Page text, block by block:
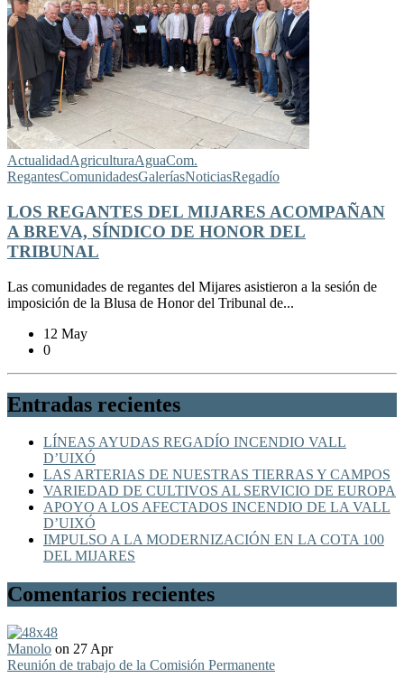
ActualidadAgriculturaAguaCom.
RegantesComunidadesGaleríasNoticiasRegadío
LOS REGANTES DEL MIJARES ACOMPAÑAN
A BREVA, SÍNDICO DE HONOR DEL
TRIBUNAL
Las comunidades de regantes del Mijares asistieron a la sesión de
imposición de la Blusa de Honor del Tribunal de...
12 May
0
Entradas recientes
LÍNEAS AYUDAS REGADÍO INCENDIO VALL
D’UIXÓ
LAS ARTERIAS DE NUESTRAS TIERRAS Y CAMPOS
VARIEDAD DE CULTIVOS AL SERVICIO DE EUROPA
APOYO A LOS AFECTADOS INCENDIO DE LA VALL
D’UIXÓ
IMPULSO A LA MODERNIZACIÓN EN LA COTA 100
DEL MIJARES
Comentarios recientes
Manolo on 27 Apr
Reunión de trabajo de la Comisión Permanente